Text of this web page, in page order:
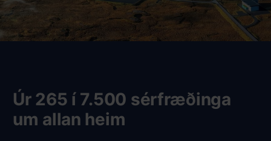
Úr 265 í 7.500 sérfræðinga
um allan heim